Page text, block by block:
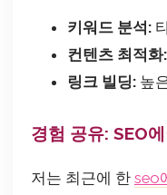
키워드 분석:
컨텐츠 최적화:
링크 빌딩: 높
경험 공유: SEO
저는 최근에 한 seo